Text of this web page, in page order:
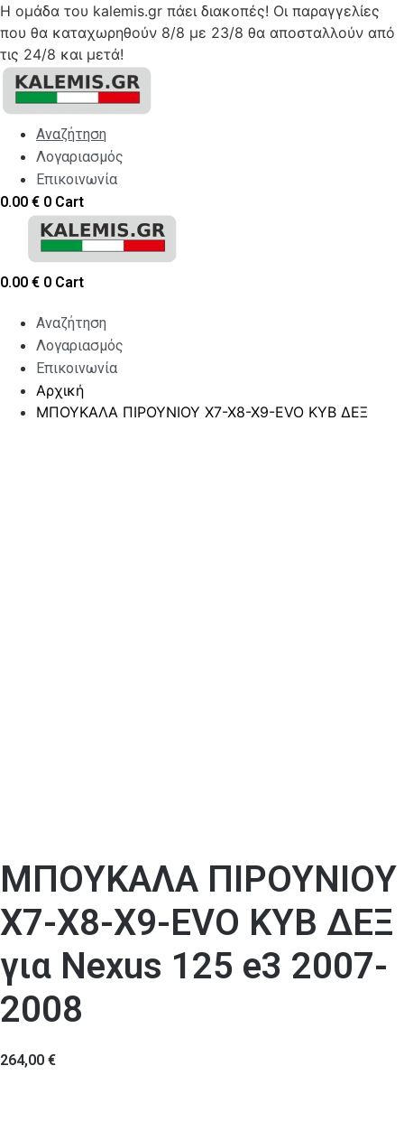
Η ομάδα του kalemis.gr πάει διακοπές! Οι παραγγελίες
που θα καταχωρηθούν 8/8 με 23/8 θα αποσταλλούν από
τις 24/8 και μετά!
Skip
content
Αναζήτηση
Λογαριασμός
Επικοινωνία
0.00 € 0 Cart
0.00 € 0 Cart
Αναζήτηση
Λογαριασμός
Επικοινωνία
Αρχική
ΜΠΟΥΚΑΛΑ ΠΙΡΟΥΝΙΟΥ Χ7-Χ8-Χ9-EVO ΚΥΒ ΔΕΞ
ΜΠΟΥΚΑΛΑ ΠΙΡΟΥΝΙΟΥ
Χ7-Χ8-Χ9-EVO ΚΥΒ ΔΕΞ
για Nexus 125 e3 2007-
2008
264,00 €